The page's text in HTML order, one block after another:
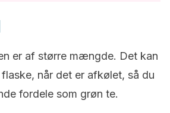
er af større mængde. Det kan
når det er afkølet, så du
fordele som grøn te.